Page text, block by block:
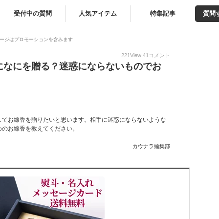
受付中の質問 人気アイテム 特集記事 質問
ジはプロモーションを含みます
221View 41 コメント
にを贈る？迷惑にならないものでお
お線香を贈りたいと思います。相手に迷惑にならないような
お線香を教えてください。
カウナラ編集部